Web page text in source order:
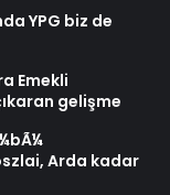
YPG biz de
Emekli
gelişme
Arda kadar